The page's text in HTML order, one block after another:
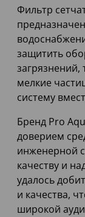
Фильтр
защитить
загрязнений,
мелкие
систему
Бренд Pro
доверием
инженерной
качеству и
удалось
и качества,
широкой